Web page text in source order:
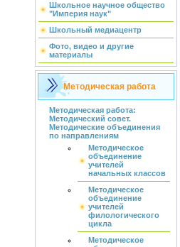
Школьное научное общество
"Империя наук"
Школьный медиацентр
Фото, видео и другие
материалы
Методическая работа
Методическая работа:
Методический совет.
Методические объединения
по направлениям
Методическое
объединение
учителей
начальных классов
Методическое
объединение
учителей
филологического
цикла
Методическое